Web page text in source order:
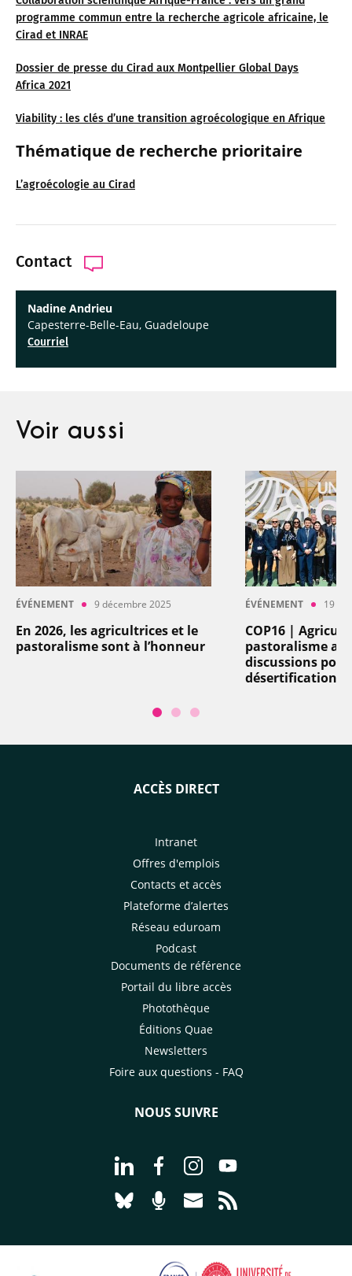
programme commun entre la recherche agricole africaine, le
Cirad et INRAE
Dossier de presse du Cirad aux Montpellier Global Days
Africa 2021
Viability : les clés d’une transition agroécologique en Afrique
Thématique de recherche prioritaire
L’agroécologie au Cirad
Contact
Nadine Andrieu
Capesterre-Belle-Eau, Guadeloupe
Courriel
Voir aussi
ÉVÉNEMENT 9 décembre 2025
En 2026, les agricultrices et le
pastoralisme sont à l’honneur
ÉVÉNEMENT 19
COP16 |
pastoralisme au
discussions
désertification
ACCÈS DIRECT
Intranet
Offres d'emplois
Contacts et accès
Plateforme d’alertes
Réseau eduroam
Podcast
Documents de référence
Portail du libre accès
Photothèque
Éditions Quae
Newsletters
Foire aux questions - FAQ
NOUS SUIVRE
Aller à la page Nous suivre sur
Aller à la page Nous suivre sur
Aller à la page Nous
Aller à la page
Aller à la page Nous suivre sur
Aller à la page Nourrir le
Aller à la page Nous